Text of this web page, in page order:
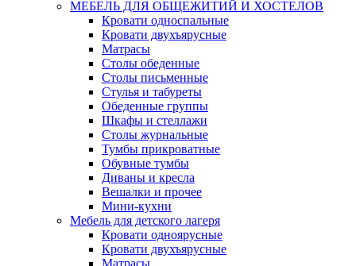
МЕБЕЛЬ ДЛЯ ОБЩЕЖИТИЙ И ХОСТЕЛОВ
Кровати односпальные
Кровати двухъярусные
Матрасы
Столы обеденные
Столы письменные
Стулья и табуреты
Обеденные группы
Шкафы и стеллажи
Столы журнальные
Тумбы прикроватные
Обувные тумбы
Диваны и кресла
Вешалки и прочее
Мини-кухни
Мебель для детского лагеря
Кровати одноярусные
Кровати двухъярусные
Матрасы